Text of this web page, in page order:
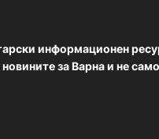
информационен
за Варна и не